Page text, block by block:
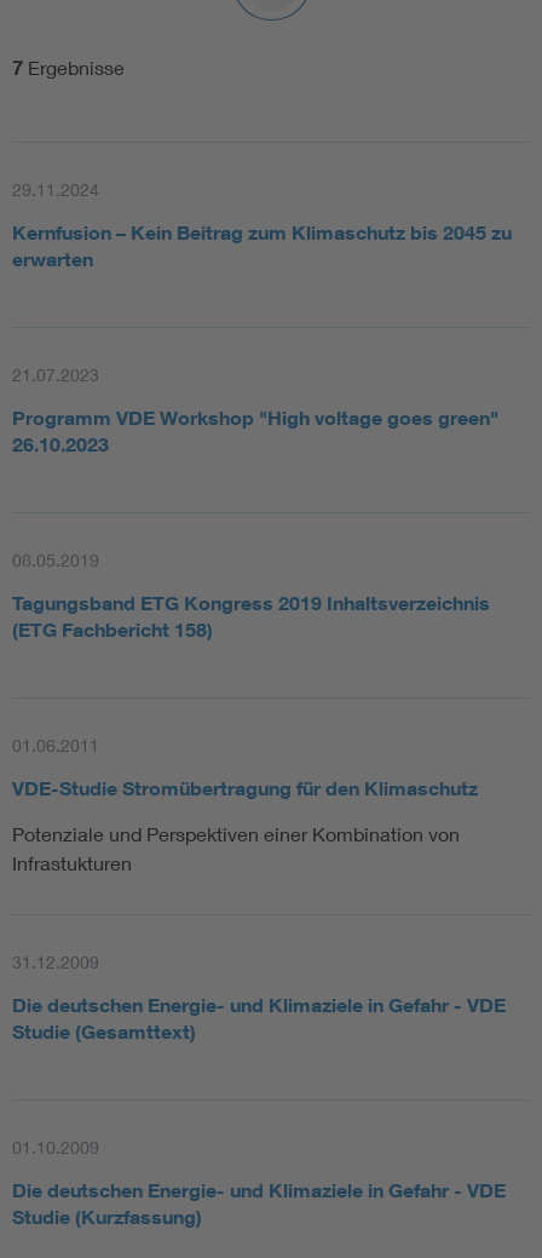
An ein zukünftiges Multienergiesystem werden neben
Anforderungen an dessen Nachhaltigkeit gestellt. Für die
Was heißt Nachhaltigkeit für die ETG?
Wie kann Nachhaltigkeit in den ETG Gremien
verankert werden („Checkliste“)?
Nachwuchs)?
Was wären Quick-Wins für die ETG und wie können sie
erzielt werden?
„Check-Liste“, sollen auf alle Tätigkeiten, Ergebnisse und
deren zukünftigen Anwendbarkeit für ein nachhaltiges
eine Methodik zu erarbeiten, wie Nachhaltigkeit in der ETG
etabliert werden kann.
Begriffe für die Energiebranche eines
bestehende ETG Vorarbeiten berücksichtigen
Konzeptentwicklung von (Austausch-)Transformations-
Identifikation von Expertinnen und Experten und wie
7 Ergebnisse
29.11.2024
Kernfusion – Kein Beitrag zum Klimaschutz bis 2045 zu
erwarten
21.07.2023
Programm VDE Workshop "High voltage goes green"
26.10.2023
08.05.2019
Tagungsband ETG Kongress 2019 Inhaltsverzeichnis
(ETG Fachbericht 158)
01.06.2011
VDE-Studie Stromübertragung für den Klimaschutz
Potenziale und Perspektiven einer Kombination von
Infrastukturen
31.12.2009
Die deutschen Energie- und Klimaziele in Gefahr - VDE
Studie (Gesamttext)
01.10.2009
Die deutschen Energie- und Klimaziele in Gefahr - VDE
Studie (Kurzfassung)